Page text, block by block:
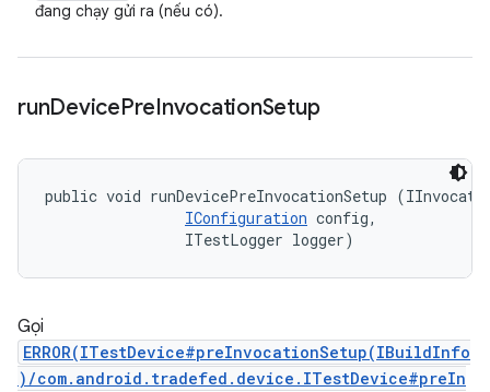
đang chạy gửi ra (nếu có).
runDevicePreInvocationSetup
public void runDevicePreInvocationSetup
IConfiguration config,
                ITestLogger logger)
Gọi
ERROR(ITestDevice#preInvocationSetup(IBuildInfo
)/com.android.tradefed.device.ITestDevice#preIn